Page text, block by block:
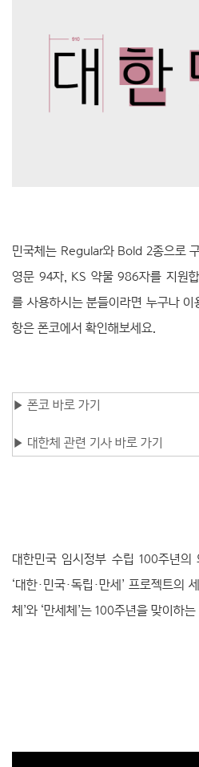
민국체는 Regular와 Bold 2종으로
영문 94자, KS 약물 986자를 지원
를 사용하시는 분들이라면 누구나
항은 폰코에서 확인해보세요.
▶ 폰코 바로 가기
▶ 대한체 관련 기사 바로 가기
대한민국 임시정부 수립 100주년
‘대한·민국·독립 ·만세’ 프로젝트의
체’와 ‘만세체’는 100주년을 맞이하